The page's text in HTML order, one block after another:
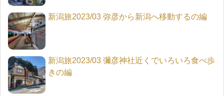
新潟旅2023/03 弥彦から新潟へ移動するの編
新潟旅2023/03 彌彦神社近くでいろいろ食べ歩
きの編